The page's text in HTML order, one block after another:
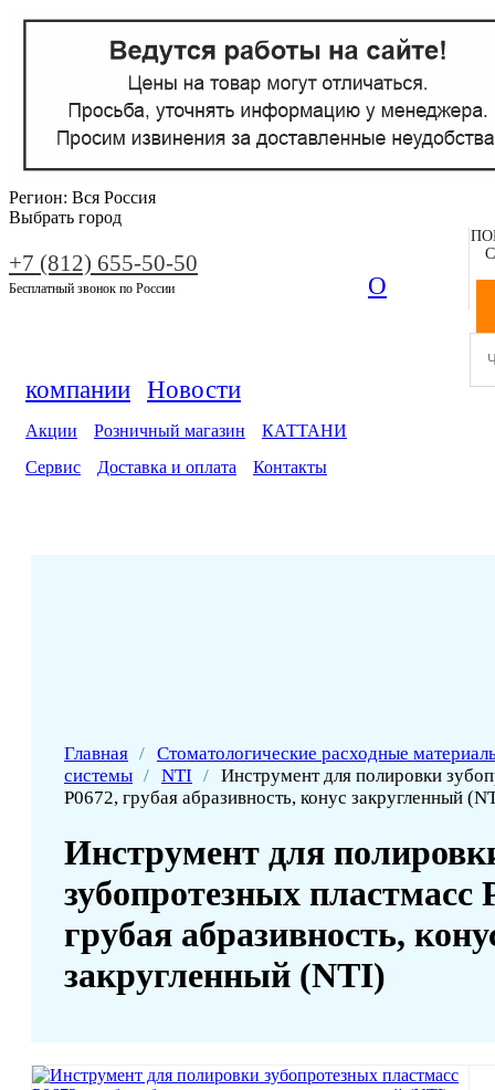
Регион: Вся Россия
Выбрать город
+7 (812) 655-50-50
Бесплатный звонок по России О
компании Новости
Акции Розничный магазин
КАТТАНИ
Сервис
Доставка и оплата Контакты
Главная / Стоматологические расходные
системы / NTI / Инструмент для полировки
P0672, грубая абразивность, конус закругленный
Инструмент для
зубопротезных пластмасс
грубая абразивность,
закругленный (NTI)